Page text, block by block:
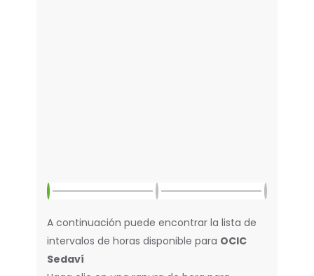
A continuación puede encontrar la lista de
intervalos de horas disponible para OCIC
Sedaví